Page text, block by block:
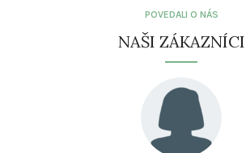
POVEDALI O NÁS
NAŠI ZÁKAZNÍCI